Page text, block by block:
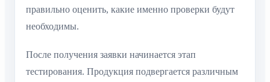
правильно оценить, какие именно проверки будут
необходимы.
После получения заявки начинается этап
тестирования. Продукция подвергается различным